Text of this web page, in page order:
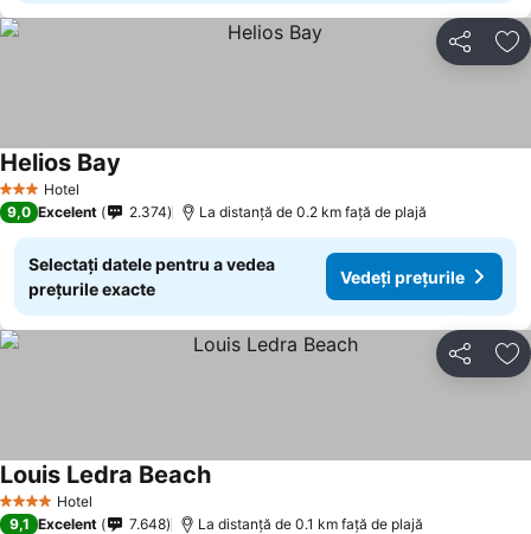
Distribuiți
3 SteleHotel
Helios Bay
9,0 Excelent 2.374 La distanță de 0.2 km față de plajă
Selectați datele pentru a vedea
prețurile exacte
Vedeți prețurile
Distribuiți
4 Stele Hotel
Louis Ledra Beach
9,1 Excelent 7.648 La distanță de 0.1 km față de plajă